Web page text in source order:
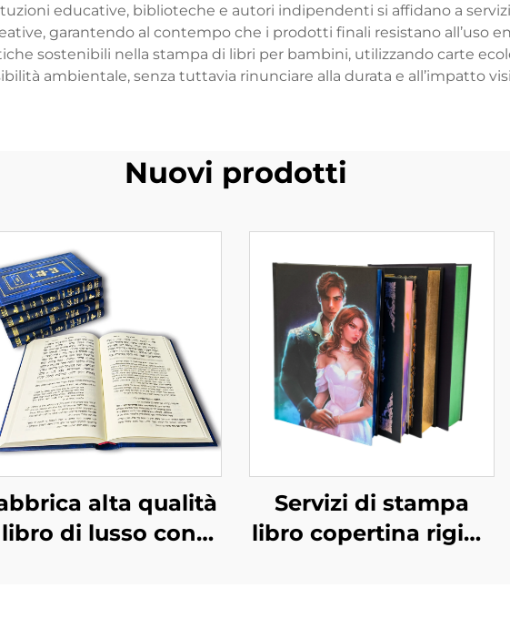
educative, biblioteche e autori indipendenti si affidano a
garantendo al contempo che i prodotti finali resistano all’uso
sostenibili nella stampa di libri per bambini, utilizzando carte
ambientale, senza tuttavia rinunciare alla durata e all’impatto
Nuovi prodotti
alta qualità
libro di lusso con
Servizi di stampa
libro copertina rigida